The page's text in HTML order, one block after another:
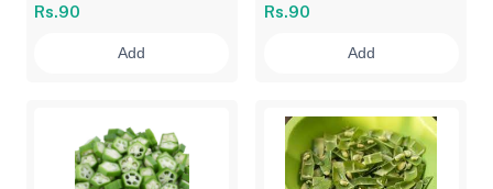
Rs.90
Add
Rs.90
Add